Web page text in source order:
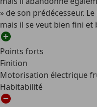
» de son prédécesseur.
mais il se veut bien fini et
Points forts
Finition
Motorisation électrique
Habitabilité